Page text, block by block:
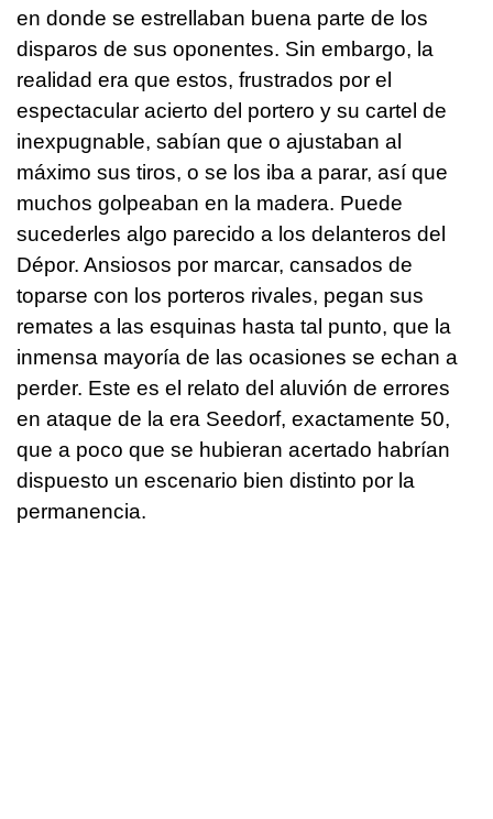
en donde se estrellaban buena parte de los
disparos de sus oponentes. Sin embargo, la
realidad era que estos, frustrados por el
espectacular acierto del portero y su cartel de
inexpugnable, sabían que o ajustaban al
máximo sus tiros, o se los iba a parar, así que
muchos golpeaban en la madera. Puede
sucederles algo parecido a los delanteros del
Dépor. Ansiosos por marcar, cansados de
toparse con los porteros rivales, pegan sus
remates a las esquinas hasta tal punto, que la
inmensa mayoría de las ocasiones se echan a
perder. Este es el relato del aluvión de errores
en ataque de la era Seedorf, exactamente 50,
que a poco que se hubieran acertado habrían
dispuesto un escenario bien distinto por la
permanencia.